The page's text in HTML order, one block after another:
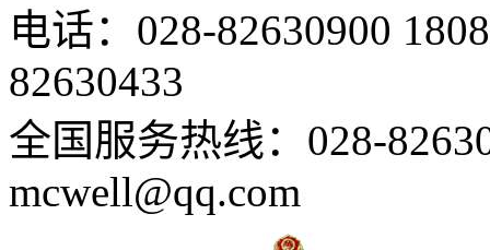
电话：028-82630900
82630433
全国服务热线：028-
mcwell@qq.com